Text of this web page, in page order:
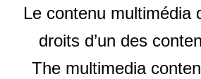
Le contenu multimédia
droits d’un des
The multimedia